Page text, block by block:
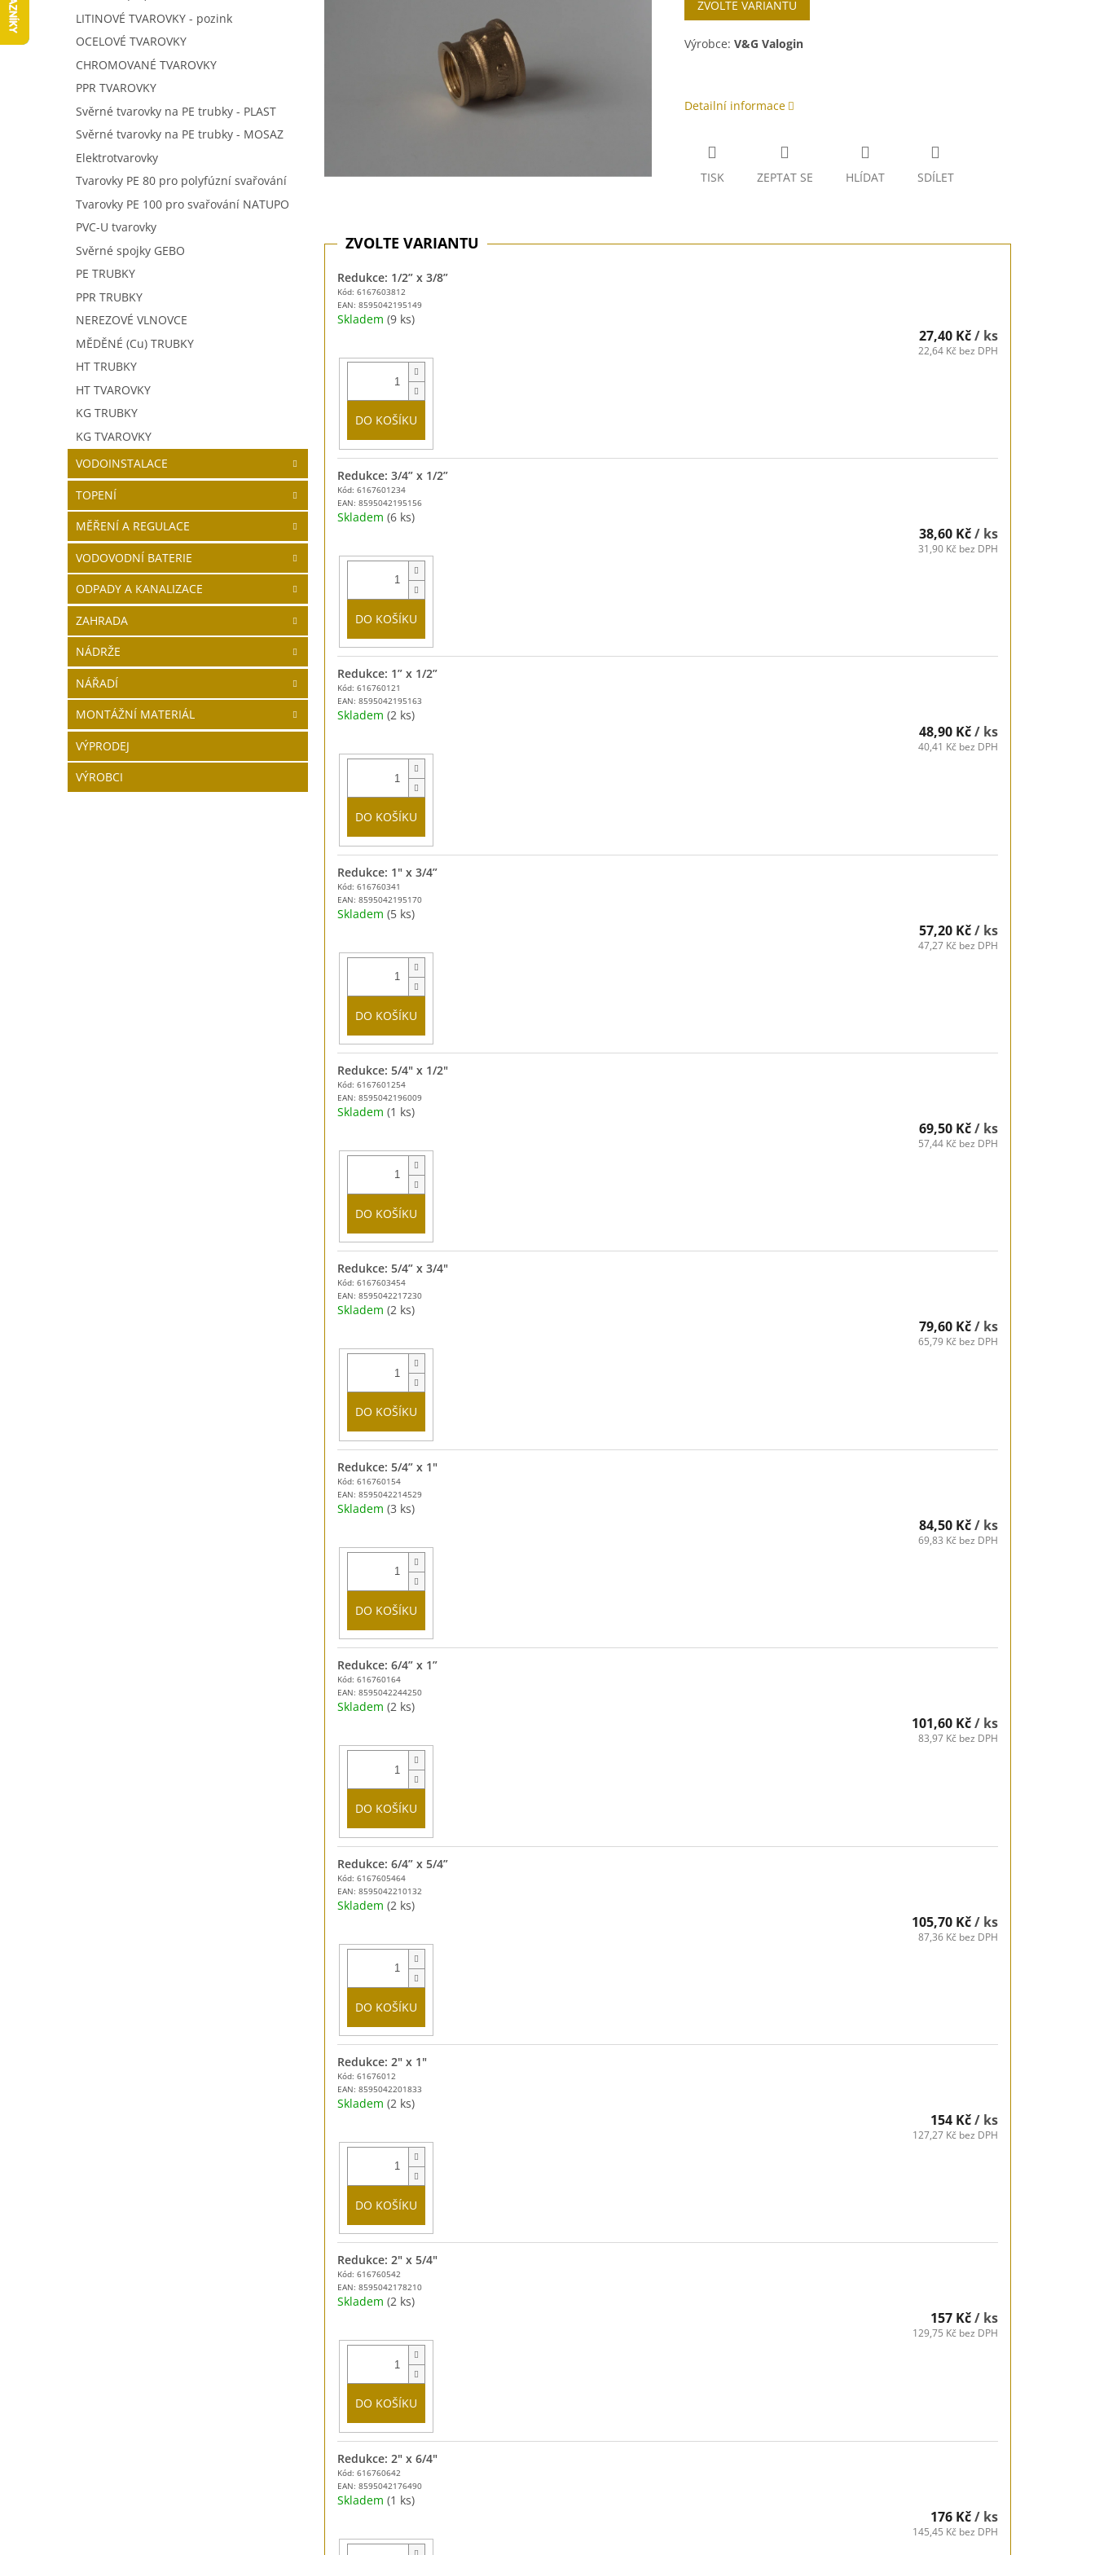
LITINOVÉ TVAROVKY - pozink
OCELOVÉ TVAROVKY
CHROMOVANÉ TVAROVKY
PPR TVAROVKY
Svěrné tvarovky na PE trubky - PLAST
Svěrné tvarovky na PE trubky - MOSAZ
Elektrotvarovky
Tvarovky PE 80 pro polyfúzní svařování
Tvarovky PE 100 pro svařování NATUPO
PVC-U tvarovky
Svěrné spojky GEBO
PE TRUBKY
PPR TRUBKY
NEREZOVÉ VLNOVCE
MĚDĚNÉ (Cu) TRUBKY
HT TRUBKY
HT TVAROVKY
KG TRUBKY
KG TVAROVKY
VODOINSTALACE
TOPENÍ
MĚŘENÍ A REGULACE
VODOVODNÍ BATERIE
ODPADY A KANALIZACE
ZAHRADA
NÁDRŽE
NÁŘADÍ
MONTÁŽNÍ MATERIÁL
VÝPRODEJ
VÝROBCI
cena:
ZVOLTE VARIANTU
Výrobce: V&G Valogin
Detailní informace
TISK ZEPTAT SE HLÍDAT SDÍLET
Kód: 6167603812
EAN: 8595042195149
Redukce: 1/2” x 3/8”
Skladem (9 ks)
27,40 Kč/ ks
22,64 Kč bez DPH
DO KOŠÍKU
Kód: 6167601234
EAN: 8595042195156
Redukce: 3/4” x 1/2”
Skladem (6 ks)
38,60 Kč/ ks
31,90 Kč bez DPH
DO KOŠÍKU
Kód: 616760121
EAN: 8595042195163
Redukce: 1” x 1/2”
Skladem (2 ks)
48,90 Kč/ ks
40,41 Kč bez DPH
DO KOŠÍKU
Kód: 616760341
EAN: 8595042195170
Redukce: 1" x 3/4”
Skladem (5 ks)
57,20 Kč/ ks
47,27 Kč bez DPH
DO KOŠÍKU
Kód: 6167601254
EAN: 8595042196009
Redukce: 5/4" x 1/2"
Skladem (1 ks)
69,50 Kč/ ks
57,44 Kč bez DPH
DO KOŠÍKU
Kód: 6167603454
EAN: 8595042217230
Redukce: 5/4” x 3/4"
Skladem (2 ks)
79,60 Kč/ ks
65,79 Kč bez DPH
DO KOŠÍKU
Kód: 616760154
EAN: 8595042214529
Redukce: 5/4” x 1"
Skladem (3 ks)
84,50 Kč/ ks
69,83 Kč bez DPH
DO KOŠÍKU
Kód: 616760164
EAN: 8595042244250
Redukce: 6/4” x 1”
Skladem (2 ks)
101,60 Kč/ ks
83,97 Kč bez DPH
DO KOŠÍKU
Kód: 6167605464
EAN: 8595042210132
Redukce: 6/4” x 5/4”
Skladem (2 ks)
105,70 Kč/ ks
87,36 Kč bez DPH
DO KOŠÍKU
Kód: 61676012
EAN: 8595042201833
Redukce: 2" x 1"
Skladem (2 ks)
154 Kč/ ks
127,27 Kč bez DPH
DO KOŠÍKU
Kód: 616760542
EAN: 8595042178210
Redukce: 2" x 5/4"
Skladem (2 ks)
157 Kč/ ks
129,75 Kč bez DPH
DO KOŠÍKU
Kód: 616760642
EAN: 8595042176490
Redukce: 2" x 6/4"
Skladem (1 ks)
176 Kč/ ks
145,45 Kč bez DPH